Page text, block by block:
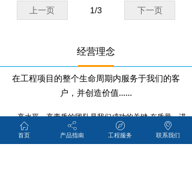
上一页 下一页
1/3
经营理念
在工程项目的整个生命周期内服务于我们的客
户， 并创造价值……
高水平、高素质的团队是我们成功的关键 在质量、进
度、安全、成本控制方面提供专业化服务及高质量产品
按合同及国际准则服务于我们的客户，并维护我们友好的
ꀇ
首页
ꀲ
产品指南
ꁀ
工程服务
ꀷ
联系我们